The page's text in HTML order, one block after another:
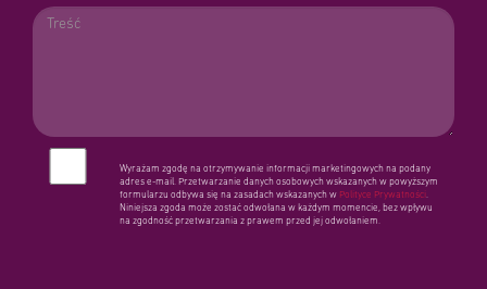
Wyrażam zgodę na otrzymywanie informacji marketingowych na podany
adres e-mail. Przetwarzanie danych osobowych wskazanych w powyższym
formularzu odbywa się na zasadach wskazanych w Polityce Prywatności.
Niniejsza zgoda może zostać odwołana w każdym momencie, bez wpływu
na zgodność przetwarzania z prawem przed jej odwołaniem.